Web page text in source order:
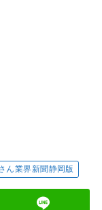
ん業界新聞静岡版